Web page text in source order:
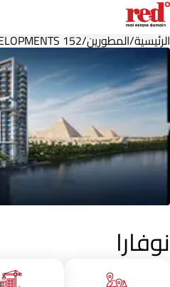
الرئيسية/المطورين/
152 NOVARA DEVELOPMENTS
نوفارا